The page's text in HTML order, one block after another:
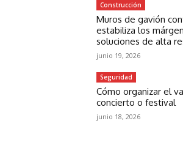
Construcción
Muros de gavión
estabiliza los
soluciones de alta
junio 19, 2026
Seguridad
Cómo organizar el
concierto o festival
junio 18, 2026